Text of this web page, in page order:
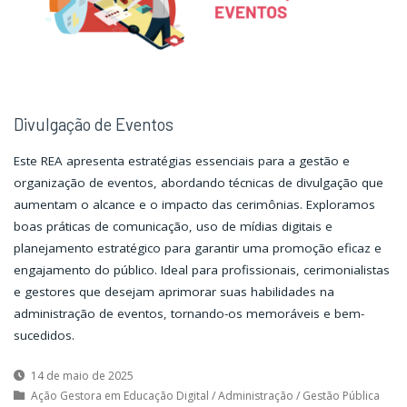
Divulgação de Eventos
Este REA apresenta estratégias essenciais para a gestão e
organização de eventos, abordando técnicas de divulgação que
aumentam o alcance e o impacto das cerimônias. Exploramos
boas práticas de comunicação, uso de mídias digitais e
planejamento estratégico para garantir uma promoção eficaz e
engajamento do público. Ideal para profissionais, cerimonialistas
e gestores que desejam aprimorar suas habilidades na
administração de eventos, tornando-os memoráveis e bem-
sucedidos.
14 de maio de 2025
Ação Gestora em Educação Digital /Administração / Gestão Pública